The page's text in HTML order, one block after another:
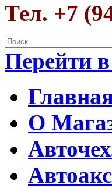
Тел. +7
Перейти
О